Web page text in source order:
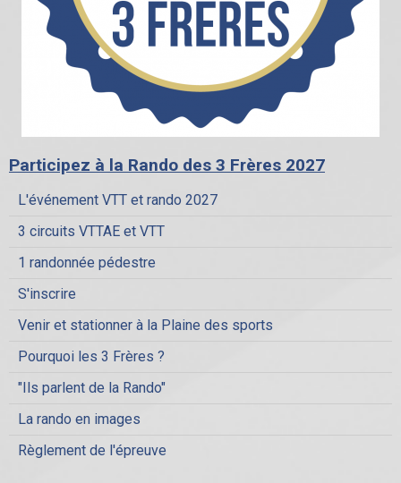
Participez à la Rando des 3 Frères 2027
L'événement VTT et rando 2027
3 circuits VTTAE et VTT
1 randonnée pédestre
S'inscrire
Venir et stationner à la Plaine des sports
Pourquoi les 3 Frères ?
"Ils parlent de la Rando"
La rando en images
Règlement de l'épreuve